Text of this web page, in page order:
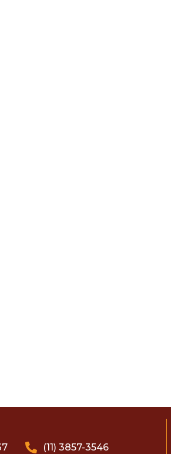
(11) 3857-3546